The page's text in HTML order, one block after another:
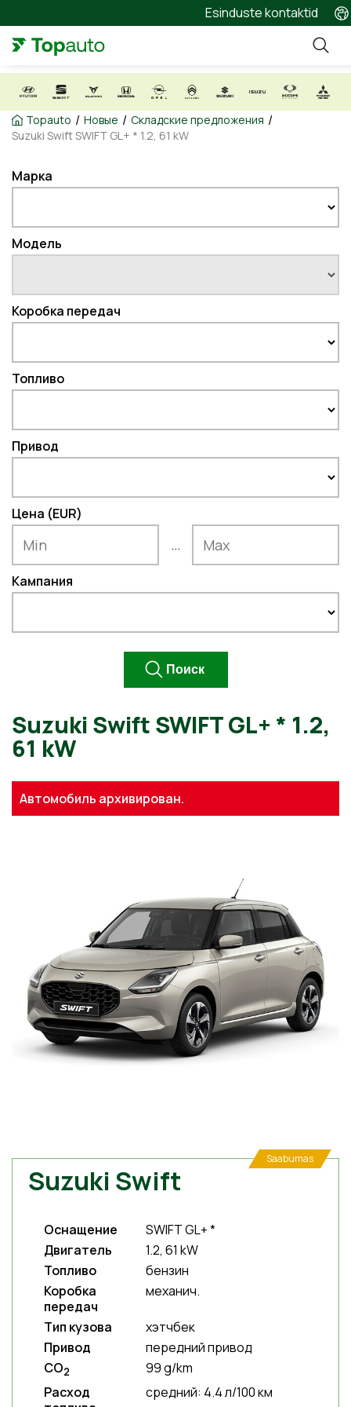
Esinduste kontaktid
Topauto / Новые / Складские предложения /
Suzuki Swift SWIFT GL+ * 1.2, 61 kW
Марка
Модель
Коробка передач
Топливо
Привод
Цена (EUR)
...
Кампания
Suzuki Swift SWIFT GL+ *
Автомобиль архивирован.
Suzuki Swift
Saabumas
Оснащение
SWIFT GL+ *
Двигатель
1.2, 61 kW
Топливо
бензин
Коробка
передач
механич.
Тип кузова
хэтчбек
Привод
передний привод
CO2
99 g/km
Расход
средний: 4.4 л/100 км